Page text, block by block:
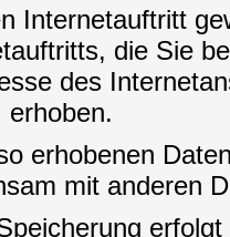
Internetauftritt
die Sie
des
erhoben.
erhobenen
mit anderen